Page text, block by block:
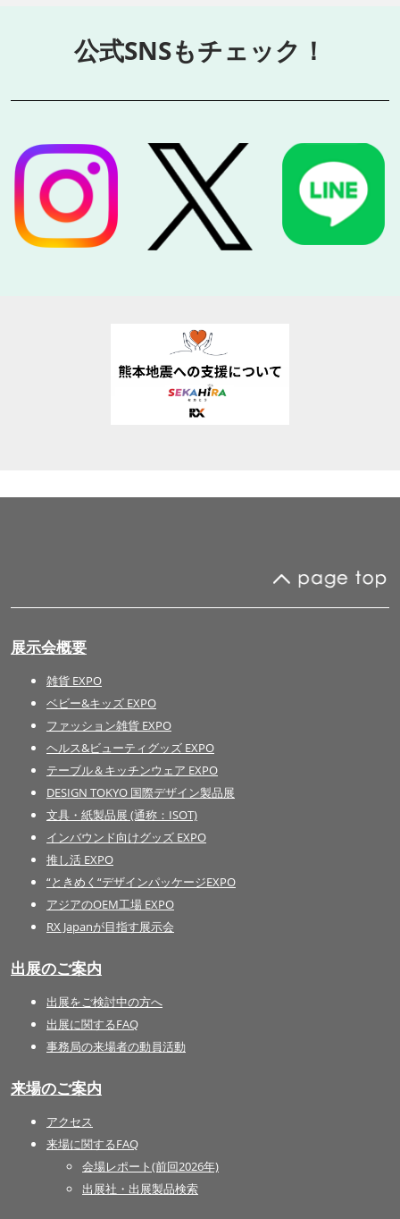
公式SNSもチェック！
展示会概要
雑貨 EXPO
ベビー&キッズ EXPO
ファッション雑貨 EXPO
ヘルス&ビューティグッズ EXPO
テーブル＆キッチンウェア EXPO
DESIGN TOKYO 国際デザイン製品展
文具・紙製品展 (通称：ISOT)
インバウンド向けグッズ EXPO
推し活 EXPO
“ときめく“デザインパッケージEXPO
アジアのOEM工場 EXPO
RX Japanが目指す展示会
出展のご案内
出展をご検討中の方へ
出展に関するFAQ
事務局の来場者の動員活動
来場のご案内
アクセス
来場に関するFAQ
会場レポート(前回2026年)
出展社・出展製品検索